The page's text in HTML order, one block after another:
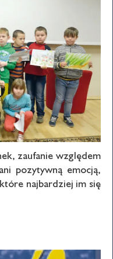
zaufanie względem
pozytywną emocją,
najbardziej im się